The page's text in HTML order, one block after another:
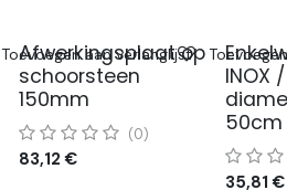
Afwerkingsplaat op
schoorsteen
150mm
(0)
83,12 €
Toevoegen aan verlanglijst
INOX
50cm
35,81 €